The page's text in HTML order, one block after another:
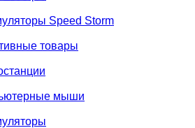
Speed Storm
товары
мыши